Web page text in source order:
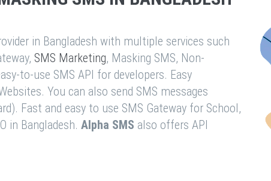
in Bangladesh with multiple services such
SMS Marketing, Masking SMS, Non-
to-use SMS API for developers. Easy
You can also send SMS messages
Fast and easy to use SMS Gateway for School,
in Bangladesh. Alpha SMS also offers API